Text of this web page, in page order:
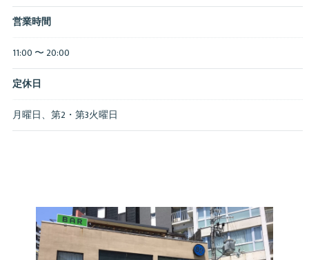
営業時間
11:00 〜 20:00
定休日
月曜日、第2・第3火曜日